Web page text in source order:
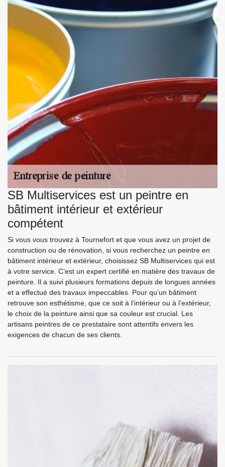
SB Multiservices est un peintre en
bâtiment intérieur et extérieur
compétent
Si vous vous trouvez à Tournefort et que vous avez un projet de
construction ou de rénovation, si vous recherchez un peintre en
bâtiment intérieur et extérieur, choisissez SB Multiservices qui est
à votre service. C’est un expert certifié en matière des travaux de
peinture. Il a suivi plusieurs formations depuis de longues années
et a effectué des travaux impeccables. Pour qu’un bâtiment
retrouve son esthétisme, que ce soit à l’intérieur ou à l’extérieur,
le choix de la peinture ainsi que sa couleur est crucial. Les
artisans peintres de ce prestataire sont attentifs envers les
exigences de chacun de ses clients.